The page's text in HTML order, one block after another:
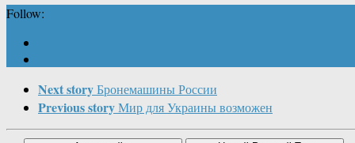
Follow:
Next storyБронемашины России
Previous storyМир для Украины возможен